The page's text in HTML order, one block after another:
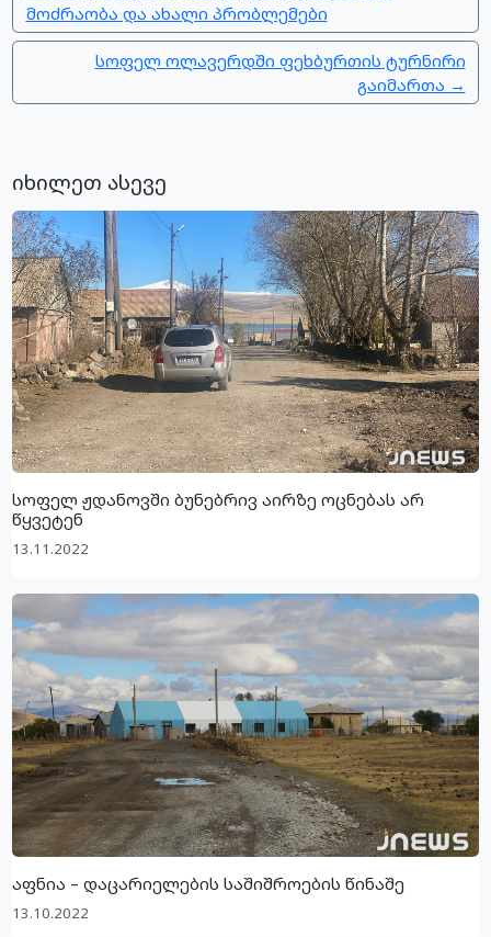
მოძრაობა და ახალი პრობლემები
სოფელ ოლავერდში ფეხბურთის ტურნირი
გაიმართა →
იხილეთ ასევე
სოფელ ჟდანოვში ბუნებრივ აირზე ოცნებას არ
წყვეტენ
13.11.2022
აფნია – დაცარიელების საშიშროების წინაშე
13.10.2022